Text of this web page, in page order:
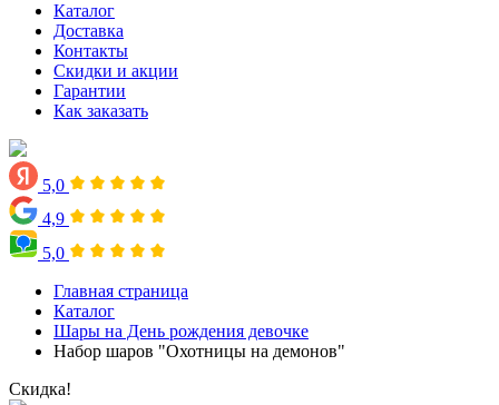
Каталог
Доставка
Контакты
Скидки и акции
Гарантии
Как заказать
5,0
4,9
5,0
Главная страница
Каталог
Шары на День рождения девочке
Набор шаров "Охотницы на демонов"
Скидка!